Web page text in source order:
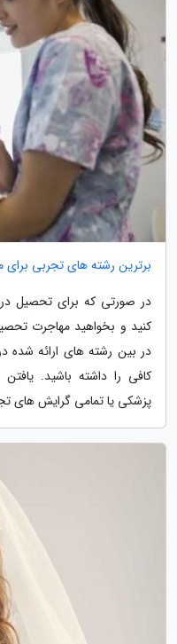
برترین رشته های تجربی برای
در صورتی که برای تحصیل در
کنید و بخواهید مهاجرت
در بین رشته های ارائه
کافی را داشته باشید.
پزشکی یا تمامی گرایش های